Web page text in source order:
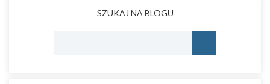
SZUKAJ NA BLOGU